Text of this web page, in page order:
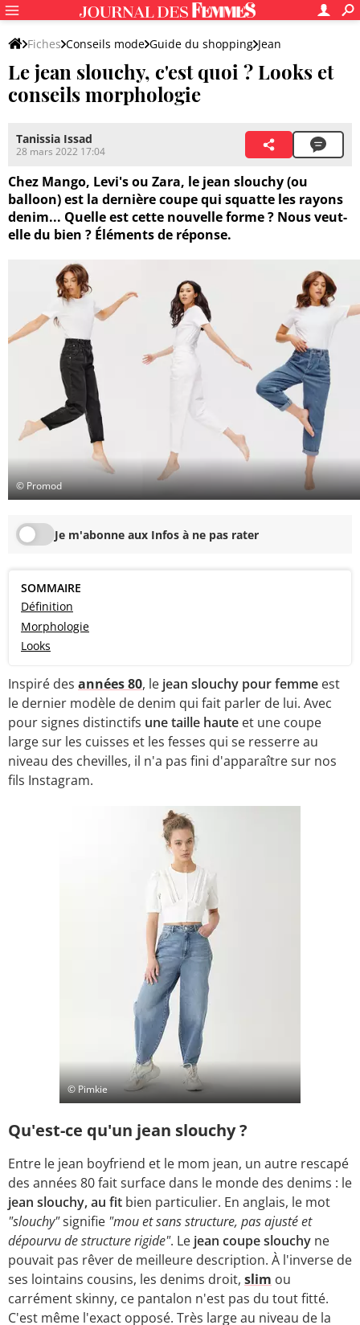
Fiches Conseils mode Guide du shopping Jean
Le jean slouchy, c'est quoi ? Looks et
conseils morphologie
Tanissia Issad
28 mars 2022 17:04
Chez Mango, Levi's ou Zara, le jean slouchy (ou
balloon) est la dernière coupe qui squatte les rayons
denim... Quelle est cette nouvelle forme ? Nous veut-
elle du bien ? Éléments de réponse.
© Promod
Je m'abonne aux Infos à ne pas rater
SOMMAIRE
Définition
Morphologie
Looks
Inspiré des années 80, le jean slouchy pour femme est
le dernier modèle de denim qui fait parler de lui. Avec
pour signes distinctifs une taille haute et une coupe
large sur les cuisses et les fesses qui se resserre au
niveau des chevilles, il n'a pas fini d'apparaître sur nos
fils Instagram.
© Pimkie
Qu'est-ce qu'un jean slouchy ?
Entre le jean boyfriend et le mom jean, un autre rescapé
des années 80 fait surface dans le monde des denims : le
jean slouchy, au fit bien particulier. En anglais, le mot
"slouchy"signifie "mou et sans structure, pas ajusté et
dépourvu de structure rigide". Le jean coupe slouchy ne
pouvait pas rêver de meilleure description. À l'inverse de
ses lointains cousins, les denims droit, slim ou
carrément skinny, ce pantalon n'est pas du tout fitté.
C'est même l'exact opposé. Très large au niveau de la